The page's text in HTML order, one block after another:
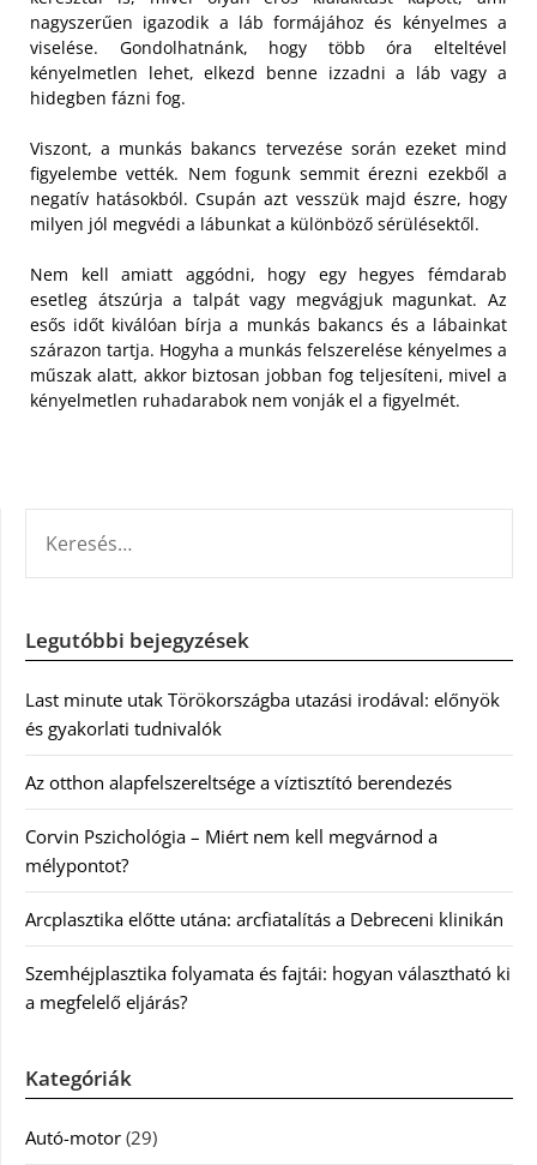
nagyszerűen igazodik a láb formájához és kényelmes a
viselése. Gondolhatnánk, hogy több óra elteltével
kényelmetlen lehet, elkezd benne izzadni a láb vagy a
hidegben fázni fog.
Viszont, a munkás bakancs tervezése során ezeket mind
figyelembe vették. Nem fogunk semmit érezni ezekből a
negatív hatásokból. Csupán azt vesszük majd észre, hogy
milyen jól megvédi a lábunkat a különböző sérülésektől.
Nem kell amiatt aggódni, hogy egy hegyes fémdarab
esetleg átszúrja a talpát vagy megvágjuk magunkat. Az
esős időt kiválóan bírja a munkás bakancs és a lábainkat
szárazon tartja. Hogyha a munkás felszerelése kényelmes a
műszak alatt, akkor biztosan jobban fog teljesíteni, mivel a
kényelmetlen ruhadarabok nem vonják el a figyelmét.
Legutóbbi bejegyzések
Last minute utak Törökországba utazási irodával: előnyök
és gyakorlati tudnivalók
Az otthon alapfelszereltsége a víztisztító berendezés
Corvin Pszichológia – Miért nem kell megvárnod a
mélypontot?
Arcplasztika előtte utána: arcfiatalítás a Debreceni klinikán
Szemhéjplasztika folyamata és fajtái: hogyan választható ki
a megfelelő eljárás?
Kategóriák
Autó-motor (29)